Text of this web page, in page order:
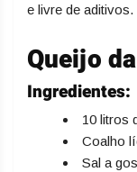
e livre de aditivos.
Queijo
Ingredientes:
10 litros
Coalho
Sal a